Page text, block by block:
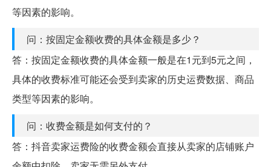
等因素的影响。
问：按固定金额收费的具体金额是多少？
答：按固定金额收费的具体金额一般是在1元到5元之间，
具体的收费标准可能还会受到卖家的历史运费数据、商品
类型等因素的影响。
问：收费金额是如何支付的？
答：抖音卖家运费险的收费金额会直接从卖家的店铺账户